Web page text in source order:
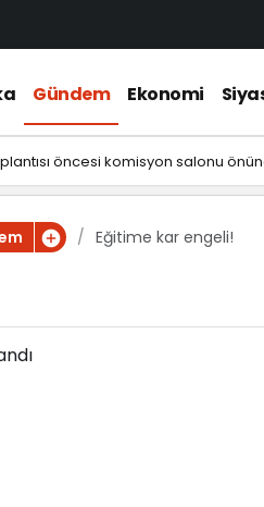
Gündem Ekonomi
öncesi komisyon salonu
Eğitime kar engeli!